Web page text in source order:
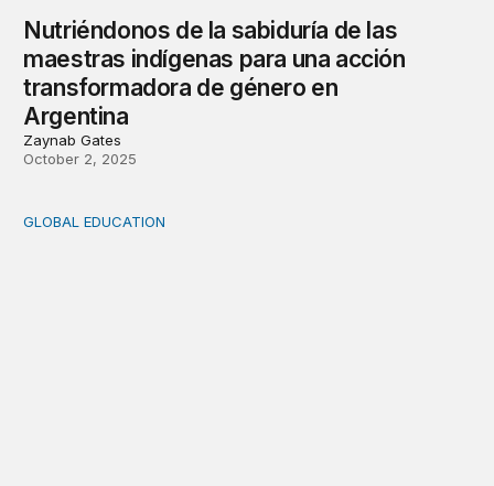
Nutriéndonos de la sabiduría de las
maestras indígenas para una acción
transformadora de género en
Argentina
Zaynab Gates
October 2, 2025
Seis lecciones globales sobre cómo el compromiso
GLOBAL EDUCATION